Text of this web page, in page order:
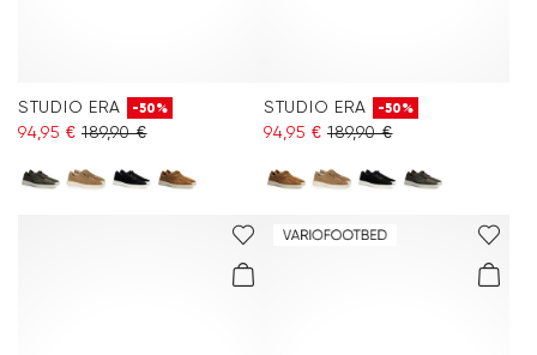
STUDIO ERA -50%
94,95 € 189,90 €
STUDIO ERA -50%
94,95 € 189,90 €